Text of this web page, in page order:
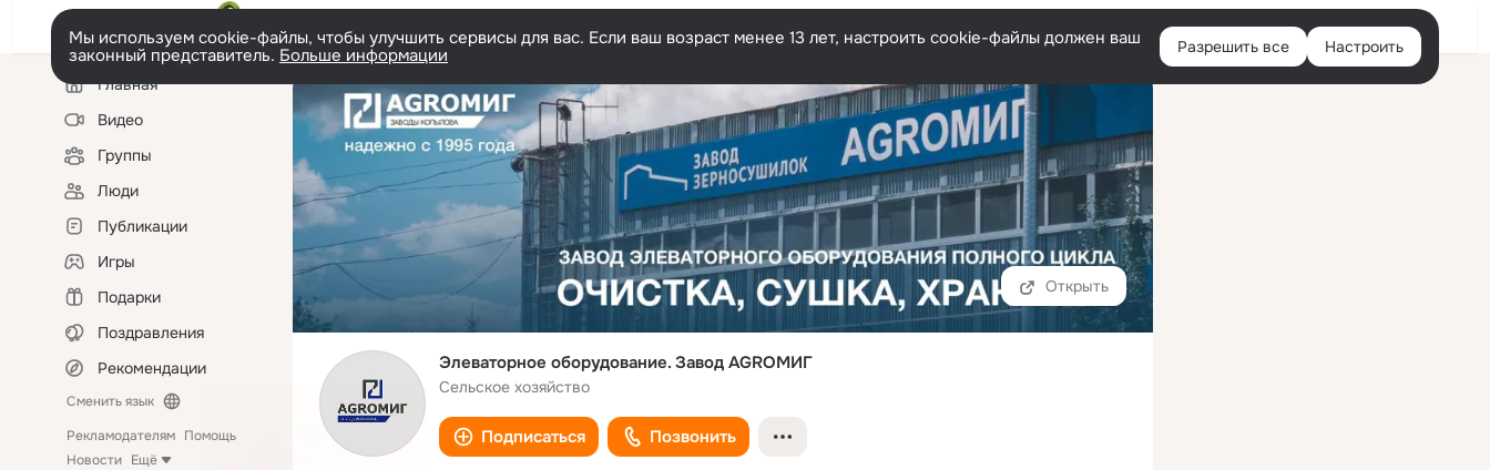
Войти
Мы используем cookie-файлы, чтобы улучшить сервисы для вас. Если ваш возраст менее 13 лет, настроить cookie-файлы должен ваш
законный представитель. Больше информации Разрешить все Настроить
Левая
колонкаГлавная
Видео
Группы
Люди
Публикации
Игры
Подарки
Поздравления
Рекомендации
Сменить язык
Рекламодателям Помощь
Новости Ещё
Открыть
Элеваторное оборудование. Завод AGROМИГ
Сельское хозяйство
Подписаться Позвонить